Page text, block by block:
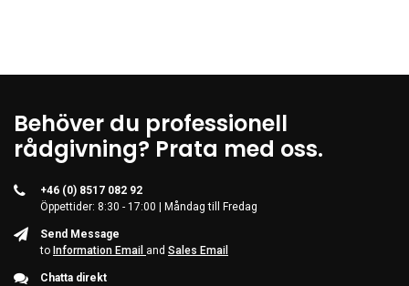
Spel och Drönare
Electrical Supplies
Displays & Projectors
Server & Storage
PC Components
Various
Behöver du professionell
rådgivning? Prata med oss.
+46 (0) 8517 082 92
Öppettider: 8:30 - 17:00 | Måndag till Fredag
Send Message
to Information Email and Sales Email
Chatta direkt